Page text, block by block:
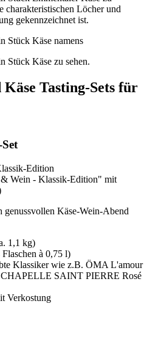
Tasting-Sets für
& Wein - Klassik-Edition" mit
Käse-Wein-Abend
1,1 kg)
à 0,75 l)
Klassiker wie z.B. ÖMA L'amour
SAINT PIERRE Rosé
Verkostung